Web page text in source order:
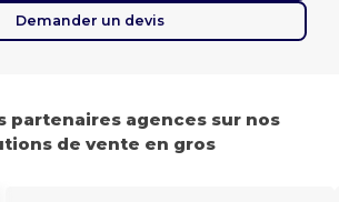
Demander un devis
partenaires agences sur nos
de vente en gros